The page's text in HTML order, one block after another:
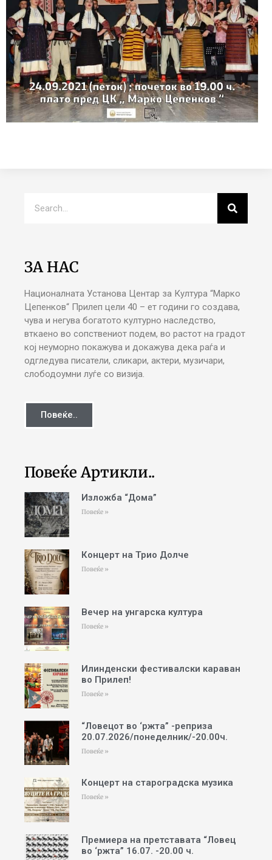
ЗА НАС
Националната Установа Центар за Култура “Марко
Цепенков“ Прилеп цели 40 – ет години го создава,
чува и негува богатото културно наследство,
вткаено во сопствениот подем, во растот на градот
кој неуморно покажува и докажува дека раѓа и
одгледува писатели, сликари, актери, музичари,
слободоумни луѓе со визија.
Повеќе..
Повеќе Артикли..
Изложба “Дома”
Повеќе »
Концерт на Трио Долче
Повеќе »
Вечер на унгарска култура
Повеќе »
Илинденски фестивалски караван
во Прилеп!
Повеќе »
“Ловецот во ‘ржта” -реприза
20.07.2026/понеделник/-20.00ч.
Повеќе »
Концерт на староградска музика
Повеќе »
Премиера на претставата “Ловец
во ‘ржта” 16.07. -20.00 ч.